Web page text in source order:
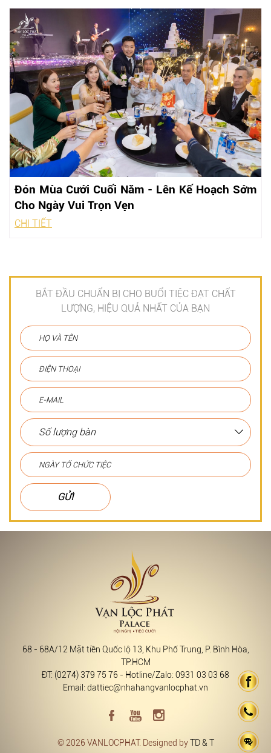
Đón Mùa Cưới Cuối Năm - Lên Kế Hoạch Sớm
Cho Ngày Vui Trọn Vẹn
CHI TIẾT
BẮT ĐẦU CHUẨN BỊ CHO BUỔI TIỆC ĐẠT CHẤT
LƯỢNG, HIỆU QUẢ NHẤT CỦA BẠN
GỬI
68 - 68A/12 Mặt tiền Quốc lộ 13, Khu Phố Trung, P. Bình Hòa,
TP.HCM
ĐT: (0274) 379 75 76 - Hotline/Zalo: 0931 03 03 68
Email: dattiec@nhahangvanlocphat.vn
© 2026 VANLOCPHAT. Designed byTD & T